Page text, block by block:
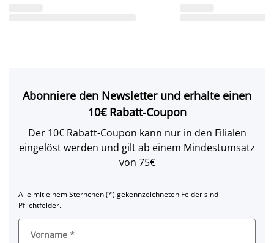
Abonniere den Newsletter und erhalte einen
10€ Rabatt-Coupon
Der 10€ Rabatt-Coupon kann nur in den Filialen
eingelöst werden und gilt ab einem Mindestumsatz
von 75€
Alle mit einem Sternchen (*) gekennzeichneten Felder sind
Pflichtfelder.
Vorname *